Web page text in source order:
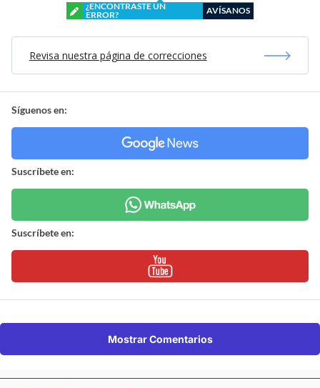
¿ENCONTRASTE UN
ERROR?
AVÍSANOS
Revisa nuestra página de correcciones
Síguenos en:
Suscríbete en:
Suscríbete en:
Mostrar Comentarios